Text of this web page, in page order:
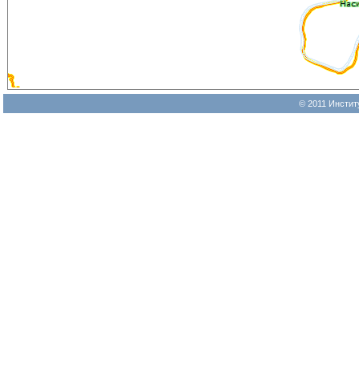
© 2011